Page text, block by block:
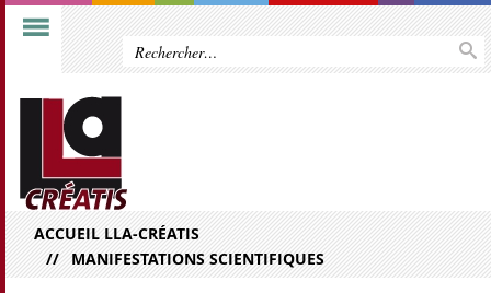
ACCUEIL LLA-CRÉATIS
MANIFESTATIONS SCIENTIFIQUES